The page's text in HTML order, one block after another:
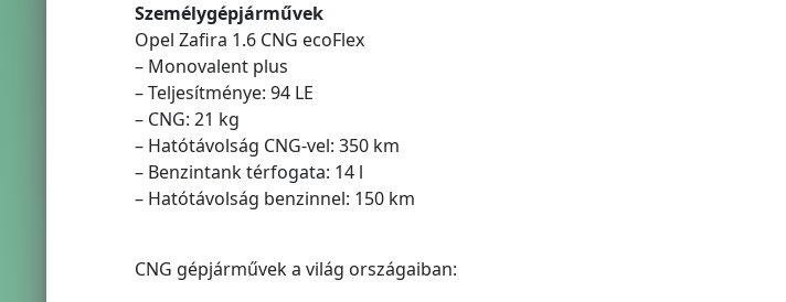
Személygépjárművek
Opel Zafira 1.6 CNG ecoFlex
– Monovalent plus
– Teljesítménye: 94 LE
– CNG: 21 kg
– Hatótávolság CNG-vel: 350 km
– Benzintank térfogata: 14 l
– Hatótávolság benzinnel: 150 km
CNG gépjárművek a világ országaiban: